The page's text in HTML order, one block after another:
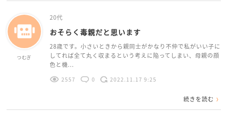
つむぎ
20代
おそらく毒親だと思います
28歳です。小さいときから親同士がかなり不仲で私がいい子に
してれば全て丸く収まるという考えに陥ってしまい、母親の顔
色と機...
2557 0 2022.11.17 9:25
続きを読む